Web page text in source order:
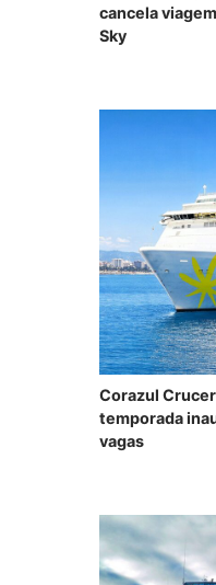
cancela
Sky
Corazul
temporada
vagas